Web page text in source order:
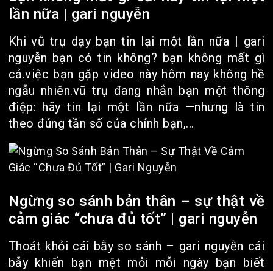
lần nữa | gari nguyễn
Khi vũ trụ dạy bạn tin lại một lần nữa | gari
nguyễn bạn có tin không? bạn không mất gì
cả.việc bạn gặp video này hôm nay không hề
ngẫu nhiên.vũ trụ đang nhắn bạn một thông
điệp: hãy tin lại một lần nữa —nhưng là tin
theo đúng tần số của chính bạn,...
Ngừng so sánh bản thân – sự thật về
cảm giác “chưa đủ tốt” | gari nguyễn
Thoát khỏi cái bẫy so sánh – gari nguyễn cái
bẫy khiến bạn mệt mỏi mỗi ngày bạn biết